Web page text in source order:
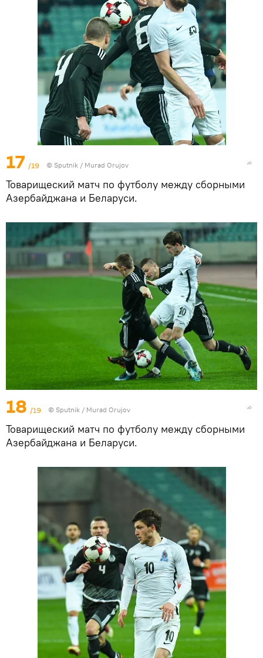
17 /19 © Sputnik / Murad Orujov
Товарищеский матч по футболу между сборными
Азербайджана и Беларуси.
18 /19 © Sputnik / Murad Orujov
Товарищеский матч по футболу между сборными
Азербайджана и Беларуси.